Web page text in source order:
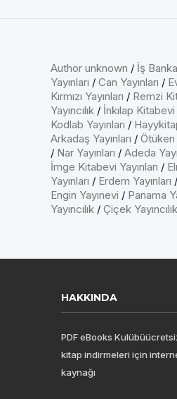
Author unknown / İş
Yayınları / Can Yayınları /
Kırmızı Yayınları / Remzi
Yayıncılık / İnkılap Kitabevi
Kodlab Yayınları /
Arkadaş Yayınları /
/ Nar Yayınları / Adeda
İmge Kitabevi Yayınları /
Yayınları / Erdem Yayınları /
Engin Yayınevi / Panama
Yayıncılık / Çiçek Yayıncılık
HAKKINDA
PDF eBooks
kitap indirmeleri için
kaynağı